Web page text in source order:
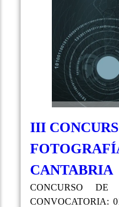
III
CANTABRIA
CONCURSO DE
CONVOCATORIA: